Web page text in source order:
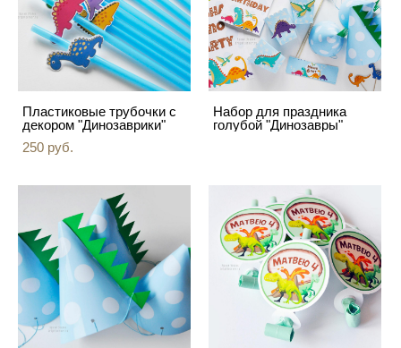
Пластиковые трубочки с
декором "Динозаврики"
250 pуб.
Набор для праздника
голубой "Динозавры"